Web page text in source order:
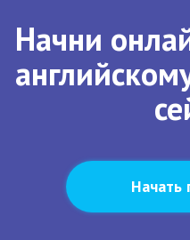
Начни
Начать